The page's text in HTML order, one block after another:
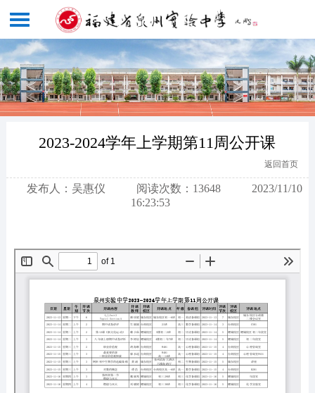
2023-2024学年上学期第11周公开课
返回首页
发布人：吴惠仪 阅读次数：13648
2023/11/10
16:23:53